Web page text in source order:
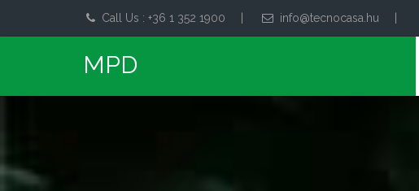
Call Us : +36 1 352 1900 info@tecnocasa.hu